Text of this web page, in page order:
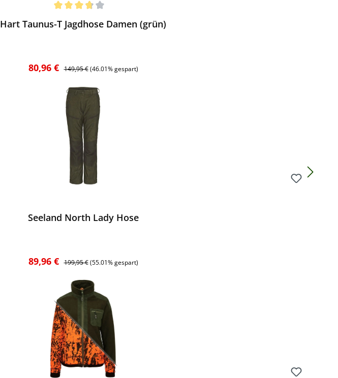
Hart Taunus-T Jagdhose Damen (grün)
Verkaufspreis:
80,96 € Regulärer Preis:
149,95 € (46.01% gespart)
Seeland North Lady Hose
Verkaufspreis:
89,96 € Regulärer Preis:
199,95 € (55.01% gespart)